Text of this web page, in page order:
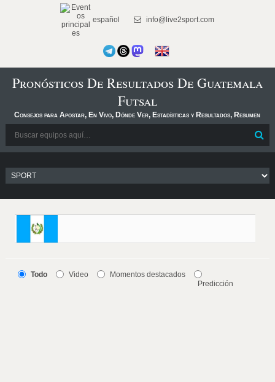
español info@live2sport.com
Pronósticos De Resultados De Guatemala
Futsal
Consejos para Apostar, En Vivo, Dónde Ver, Estadísticas y Resultados, Resumen
Todo Video
Momentos destacados
Predicción